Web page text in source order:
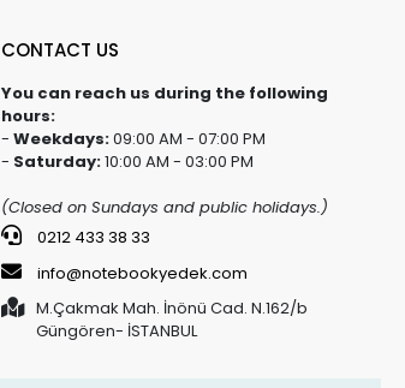
CONTACT US
You can reach us during the following
hours:
- Weekdays:09:00 AM - 07:00 PM
- Saturday:10:00 AM - 03:00 PM
(Closed on Sundays and public holidays.)
0212 433 38 33
info@notebookyedek.com
M.Çakmak Mah. İnönü Cad. N.162/b
Güngören- İSTANBUL